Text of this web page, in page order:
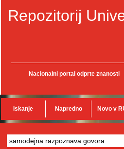
Repozitorij
Nacionalni portal odprte znanosti
Iskanje Napredno Novo v